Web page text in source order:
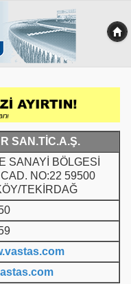
SAN.TİC.A.Ş.
SANAYİ BÖLGESİ
NO:22 59500
TEKİRDAĞ